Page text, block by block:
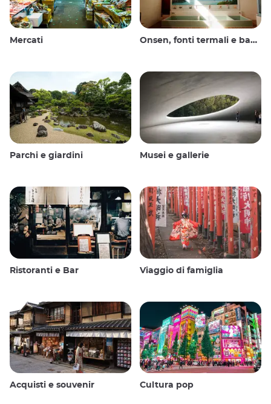
Mercati Onsen, fonti termali e bagni pubblici
Parchi e giardini Musei e gallerie
Ristoranti e Bar Viaggio di famiglia
Acquisti e souvenir Cultura pop